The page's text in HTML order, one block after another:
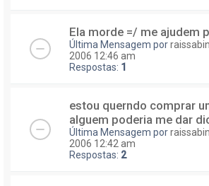
Ela morde =/ me ajudem
Última Mensagem por
2006 12:46 am
Respostas: 1
estou querndo comprar
alguem poderia me dar
Última Mensagem por
2006 12:42 am
Respostas: 2